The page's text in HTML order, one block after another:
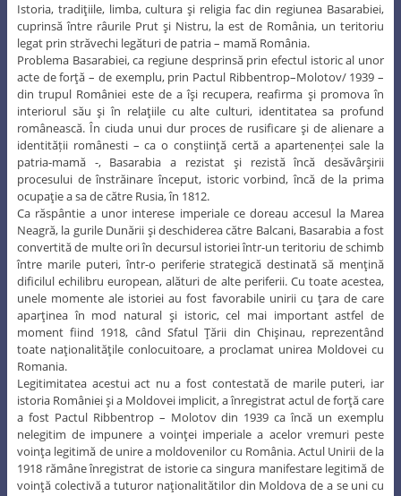
Istoria, tradiţiile, limba, cultura şi religia fac din regiunea Basarabiei,
cuprinsă între râurile Prut şi Nistru, la est de România, un teritoriu
legat prin străvechi legături de patria – mamă România.
Problema Basarabiei, ca regiune desprinsă prin efectul istoric al unor
acte de forţă – de exemplu, prin Pactul Ribbentrop–Molotov/ 1939 –
din trupul României este de a îşi recupera, reafirma şi promova în
interiorul său şi în relaţiile cu alte culturi, identitatea sa profund
românească. În ciuda unui dur proces de rusificare şi de alienare a
identității românesti – ca o conştiinţă certă a apartenenței sale la
patria-mamă -, Basarabia a rezistat şi rezistă încă desăvârşirii
procesului de înstrăinare început, istoric vorbind, încă de la prima
ocupaţie a sa de către Rusia, în 1812.
Ca răspântie a unor interese imperiale ce doreau accesul la Marea
Neagră, la gurile Dunării şi deschiderea către Balcani, Basarabia a fost
convertită de multe ori în decursul istoriei într-un teritoriu de schimb
între marile puteri, într-o periferie strategică destinată să menţină
dificilul echilibru european, alături de alte periferii. Cu toate acestea,
unele momente ale istoriei au fost favorabile unirii cu ţara de care
aparţinea în mod natural şi istoric, cel mai important astfel de
moment fiind 1918, când Sfatul Ţării din Chişinau, reprezentând
toate naţionalităţile conlocuitoare, a proclamat unirea Moldovei cu
Romania.
Legitimitatea acestui act nu a fost contestată de marile puteri, iar
istoria României şi a Moldovei implicit, a înregistrat actul de forţă care
a fost Pactul Ribbentrop – Molotov din 1939 ca încă un exemplu
nelegitim de impunere a voinţei imperiale a acelor vremuri peste
voinţa legitimă de unire a moldovenilor cu România. Actul Unirii de la
1918 rămâne înregistrat de istorie ca singura manifestare legitimă de
voinţă colectivă a tuturor naţionalitătilor din Moldova de a se uni cu